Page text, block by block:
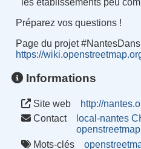
les établissements peu
Préparez vos questions !
Page du projet
https://
Informations
Site web
http://
Contact
local-nantes
Mots-clés